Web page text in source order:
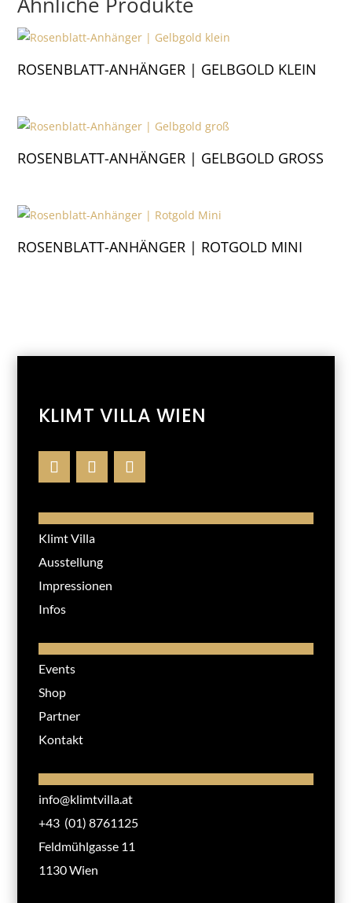
ROSENBLATT-ANHÄNGER | GELBGOLD KLEIN
ROSENBLATT-ANHÄNGER | GELBGOLD GROSS
ROSENBLATT-ANHÄNGER | ROTGOLD MINI
KLIMT VILLA WIEN
Klimt Villa
Ausstellung
Impressionen
Infos
Events
Shop
Partner
Kontakt
info@klimtvilla.at
+43 (01) 8761125
Feldmühlgasse 11
1130 Wien